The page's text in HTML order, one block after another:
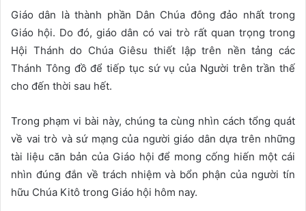
Giáo dân là thành phần Dân Chúa đông đảo nhất trong
Giáo hội. Do đó, giáo dân có vai trò rất quan trọng trong
Hội Thánh do Chúa Giêsu thiết lập trên nền tảng các
Thánh Tông đồ để tiếp tục sứ vụ của Người trên trần thế
cho đến thời sau hết.
Trong phạm vi bài này, chúng ta cùng nhìn cách tổng quát
về vai trò và sứ mạng của người giáo dân dựa trên những
tài liệu căn bản của Giáo hội để mong cống hiến một cái
nhìn đúng đắn về trách nhiệm và bổn phận của người tín
hữu Chúa Kitô trong Giáo hội hôm nay.